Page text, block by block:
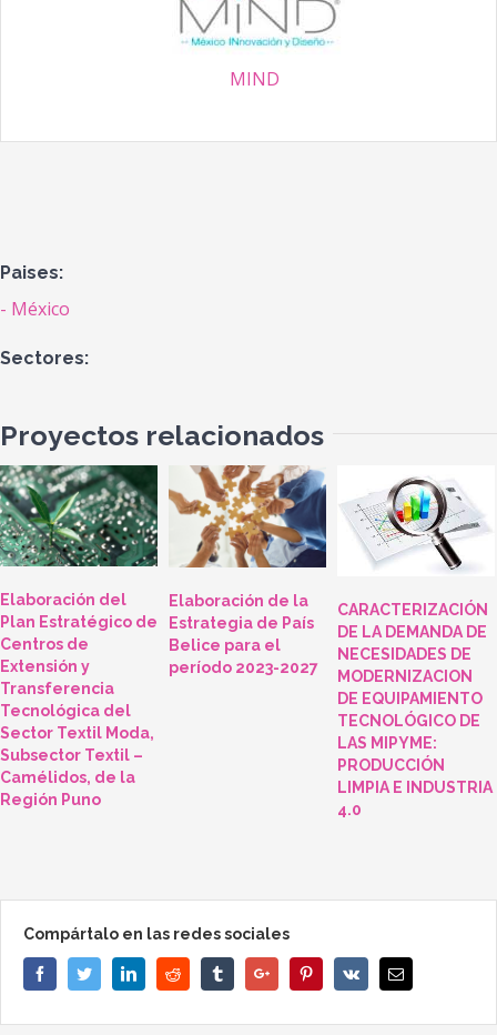
MIND
Paises:
México
Sectores:
Proyectos relacionados
Elaboración del
Plan Estratégico de
Centros de
Extensión y
Transferencia
Tecnológica del
Sector Textil Moda,
Subsector Textil –
Camélidos, de la
Región Puno
Elaboración de la
Estrategia de País
Belice para el
período 2023-2027
CARACTERIZACIÓN
DE LA DEMANDA DE
NECESIDADES DE
MODERNIZACION
DE EQUIPAMIENTO
TECNOLÓGICO DE
LAS MIPYME:
PRODUCCIÓN
LIMPIA E INDUSTRIA
4.0
Compártalo en las redes sociales
FacebookTwitterLinkedinReddit TumblrGoogle+ PinterestVk Email